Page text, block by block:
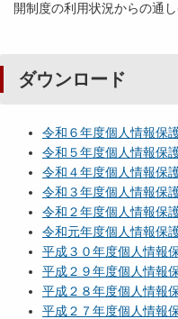
開制度の利用状況からの通
ダウンロード
令和６年度個人情報保
令和５年度個人情報保
令和４年度個人情報保
令和３年度個人情報保
令和２年度個人情報保
令和元年度個人情報保
平成３０年度個人情報
平成２９年度個人情報
平成２８年度個人情報
平成２７年度個人情報